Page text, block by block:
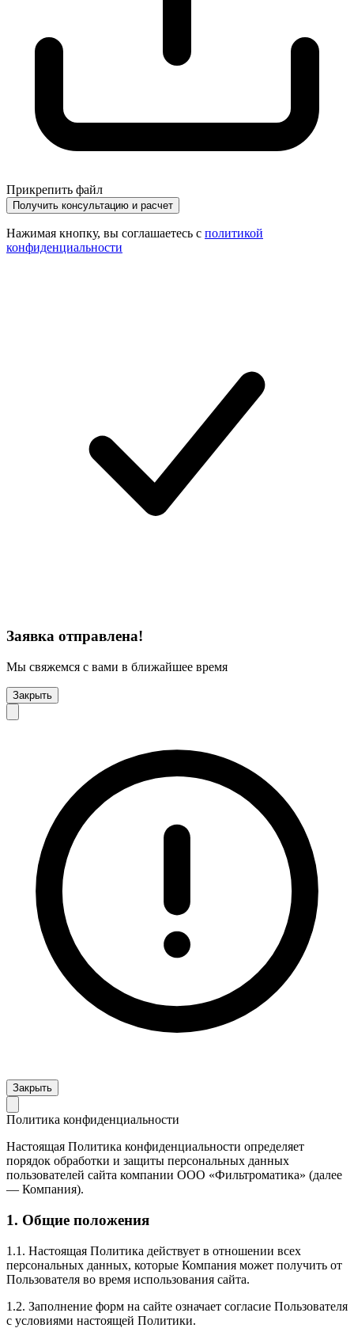
Прикрепить файл
Получить консультацию и расчет
Нажимая кнопку, вы соглашаетесь с политикой
конфиденциальности
Заявка отправлена!
Мы свяжемся с вами в ближайшее время
Закрыть
Закрыть
Политика конфиденциальности
Настоящая Политика конфиденциальности определяет
порядок обработки и защиты персональных данных
пользователей сайта компании ООО «Фильтроматика» (далее
— Компания).
1. Общие положения
1.1. Настоящая Политика действует в отношении всех
персональных данных, которые Компания может получить от
Пользователя во время использования сайта.
1.2. Заполнение форм на сайте означает согласие Пользователя
с условиями настоящей Политики.